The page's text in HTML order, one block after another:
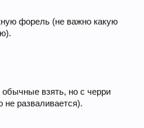
форель (не важно какую
взять, но с черри
не разваливается).